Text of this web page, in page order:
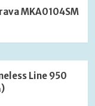
MKA0104SM
Line 950